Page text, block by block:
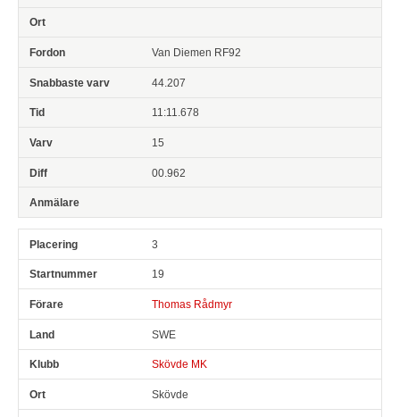
Van Diemen RF92
44.207
11:11.678
15
00.962
3
19
Thomas Rådmyr
SWE
Skövde MK
Skövde